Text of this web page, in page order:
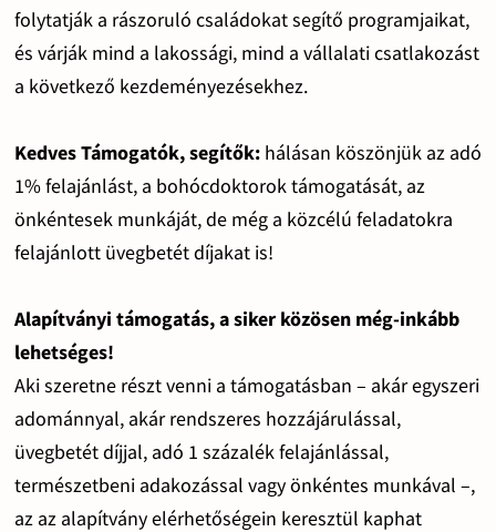
folytatják a rászoruló családokat segítő programjaikat,
és várják mind a lakossági, mind a vállalati csatlakozást
a következő kezdeményezésekhez.
Kedves Támogatók, segítők:hálásan köszönjük az adó
1% felajánlást, a bohócdoktorok támogatását, az
önkéntesek munkáját, de még a közcélú feladatokra
felajánlott üvegbetét díjakat is!
Alapítványi támogatás, a siker közösen még-inkább
lehetséges!
Aki szeretne részt venni a támogatásban – akár egyszeri
adománnyal, akár rendszeres hozzájárulással,
üvegbetét díjjal, adó 1 százalék felajánlással,
természetbeni adakozással vagy önkéntes munkával –,
az az alapítvány elérhetőségein keresztül kaphat